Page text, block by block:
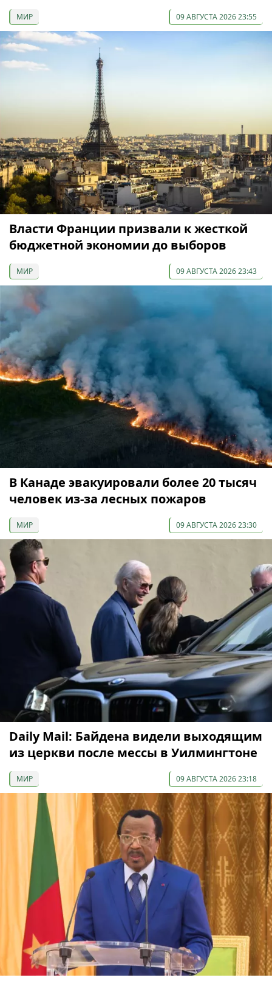
МИР 09 АВГУСТА 2026 23:55
Власти Франции призвали к жесткой
бюджетной экономии до выборов
МИР 09 АВГУСТА 2026 23:43
В Канаде эвакуировали более 20 тысяч
человек из-за лесных пожаров
МИР 09 АВГУСТА 2026 23:30
Daily Mail: Байдена видели выходящим
из церкви после мессы в Уилмингтоне
МИР 09 АВГУСТА 2026 23:18